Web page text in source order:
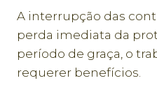
A interrupção das
perda imediata da
período de graça, o
requerer benefícios.